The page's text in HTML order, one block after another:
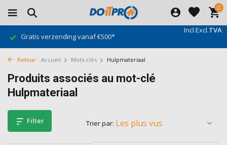
0
Incl.Excl.TVA
Gratis verzending vanaf €500*
Retour Accueil Mots-clés Hulpmateriaal
Produits associés au mot-clé
Hulpmateriaal
Filter Trier par: